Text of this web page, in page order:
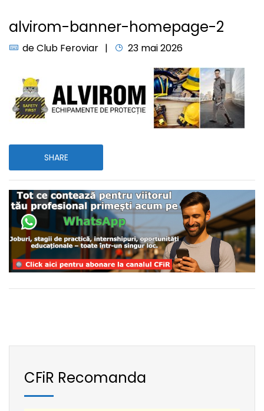
alvirom-banner-homepage-2
deClub Feroviar 23 mai 2026
SHARE
CFiR Recomanda